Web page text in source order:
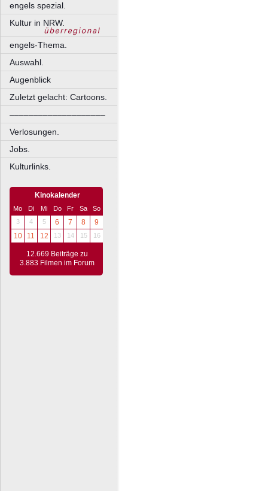
engels spezial.
Kultur in NRW.
engels-Thema.
Auswahl.
Augenblick
Zuletzt gelacht: Cartoons.
––––––––––––––––––––
Verlosungen.
Jobs.
Kulturlinks.
Kinokalender
Mo Di Mi Do Fr Sa
So
3
4 5 6 7 8
9
10
11 12 13 14 15 16
12.669 Beiträge zu
3.883 Filmen im Forum